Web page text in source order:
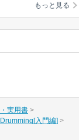
もっと見る
実用書
入門編]